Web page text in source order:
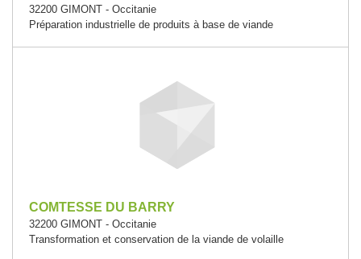
32200 GIMONT - Occitanie
Préparation industrielle de produits à base de viande
COMTESSE DU BARRY
32200 GIMONT - Occitanie
Transformation et conservation de la viande de volaille